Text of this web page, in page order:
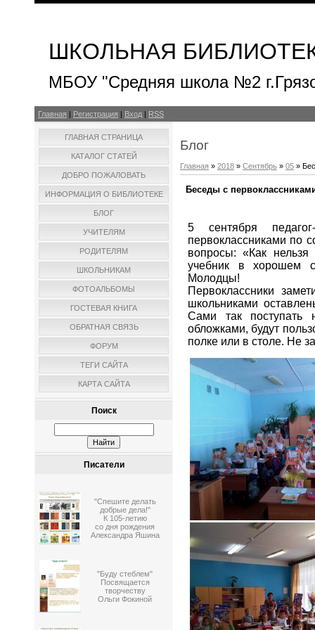
ШКОЛЬНАЯ
МБОУ "Средняя школа №2
Главная Регистрация Вход RSS
ГЛАВНАЯ СТРАНИЦА
КАТАЛОГ СТАТЕЙ
ДОБРО ПОЖАЛОВАТЬ
ИНФОРМАЦИЯ О БИБЛИОТЕКЕ
БЛОГ
УЧИТЕЛЯМ
РОДИТЕЛЯМ
ШКОЛЬНИКАМ
ФОТОАЛЬБОМЫ
ГОСТЕВАЯ КНИГА
ОБРАТНАЯ СВЯЗЬ
ФОРУМ
ТЕГИ САЙТА
КАРТА САЙТА
Поиск
Писатели
"Спешите делать
добрые дела!"
К 105-летию
со дня рождения
Александра Яшина
"Буду стеблем"
Посвящается
творчеству
Ольги Фокиной
Блог
Главная » 2018 » Сентябрь » 05 »
Беседы с
5 сентября
первоклассниками по
вопросы: «Как
учебник в хорошем
Молодцы!
Первоклассники
школьниками
Сами так поступать
обложками, будут
полке или в столе. Не